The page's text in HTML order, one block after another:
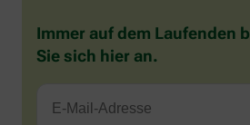
Immer auf dem Laufenden
Sie sich hier an.